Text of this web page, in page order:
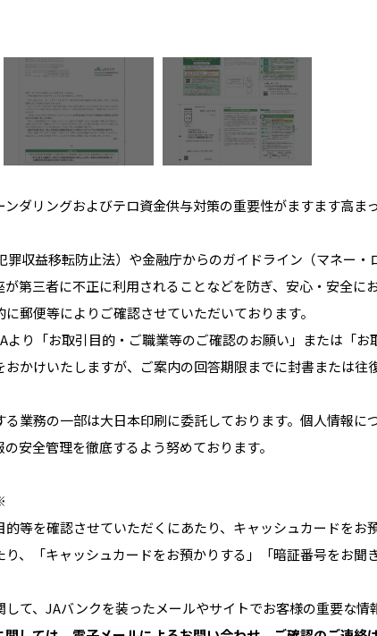
ダリングおよびテロ資金供与対策の重要性がますます高ま
罪収益移転防止法）や金融庁からのガイドライン（マネー
が第三者に不正に利用されることなどを防ぎ、安心・安全
郵便等によりご確認させていただいております。
より「お取引目的・ご職業等のご確認のお願い」または「
かけいたしますが、ご案内の回答期限までに封書または往
業務の一部は大日本印刷に委託しております。個人情報
安全管理を徹底するよう努めております。
的等を確認させていただくにあたり、キャッシュカードを
、「キャッシュカードをお預かりする」「暗証番号をお聞
して、JAバンクを装ったメールやサイトでお客様の重要な